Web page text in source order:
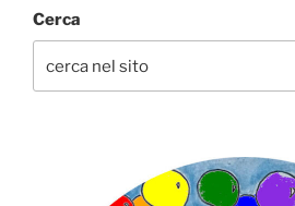
Cerca